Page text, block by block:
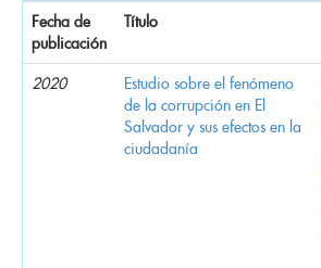
Fecha de
publicación
Título
2020
Estudio sobre el fenómeno
de la corrupción en El
Salvador y sus efectos en la
ciudadanía